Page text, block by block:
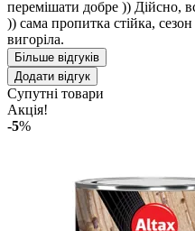
перемішати добре )) Дійсно,
)) сама пропитка стійка,
вигоріла.
Більше відгуків
Додати відгук
Супутні товари
Акція!
-5%